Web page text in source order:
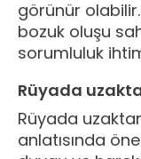
görünür
bozuk oluşu
sorumluluk
Rüyada
Rüyada
anlatısında